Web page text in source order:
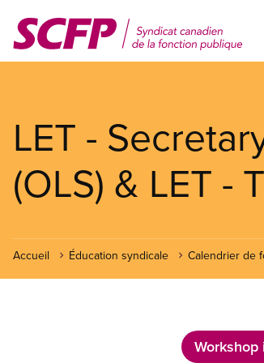
contenu
LET -
(OLS) & LET -
Accueil Éducation syndicale Calendrier de
Workshop